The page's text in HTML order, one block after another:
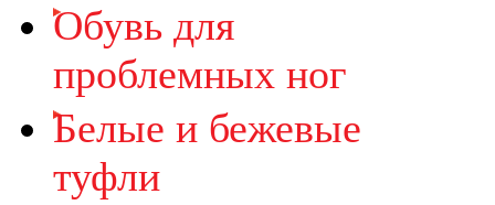
Обувь для
проблемных ног
Белые и бежевые
туфли